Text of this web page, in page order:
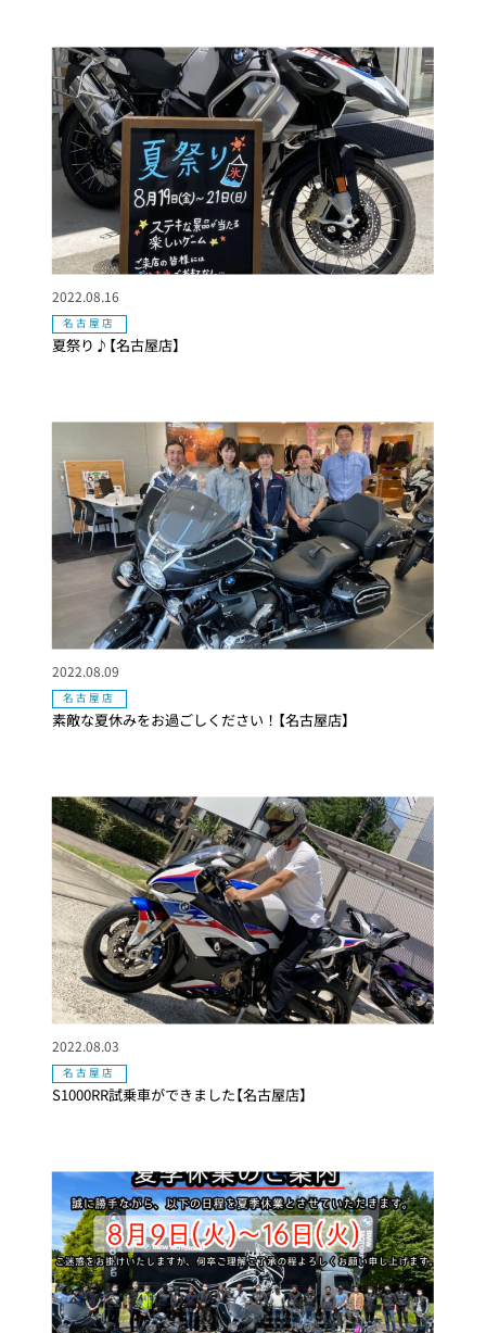
夏祭り♪【名古屋店】
2022.08.16
名古屋店
素敵な夏休みをお過ごしください！【名古屋店】
2022.08.09
名古屋店
S1000RR試乗車ができました【名古屋店】
2022.08.03
名古屋店